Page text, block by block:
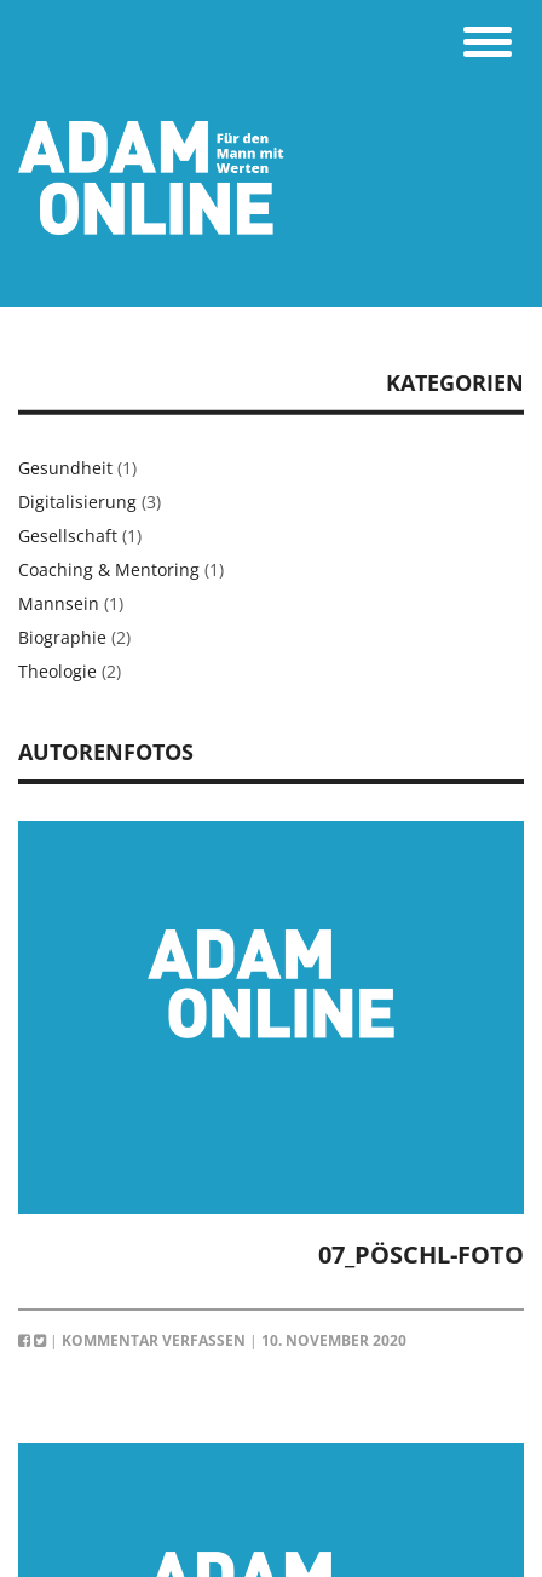
Toggle
AUTORENFOTOS
07_PÖSCHL-FOTO
| KOMMENTAR VERFASSEN | 10. NOVEMBER 2020
KATEGORIEN
Gesundheit (1)
Digitalisierung (3)
Gesellschaft (1)
Coaching & Mentoring (1)
Mannsein (1)
Biographie (2)
Theologie (2)